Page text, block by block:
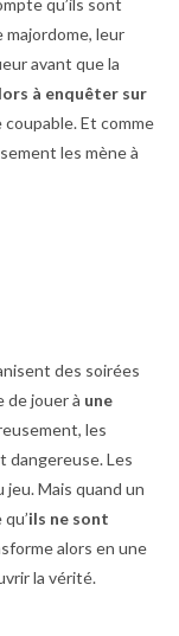
qu’ils sont
leur
avant que la
à enquêter sur
Et comme
les mène à
des soirées
de jouer à une
les
Les
Mais quand un
ils ne sont
alors en une
la vérité.